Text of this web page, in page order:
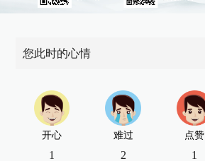
您此时的心情
开心
1
难过
2
点赞
1